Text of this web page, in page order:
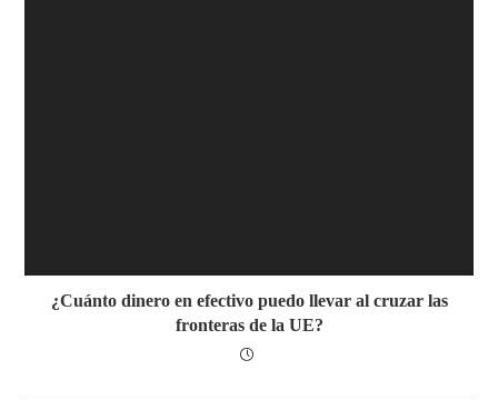
¿Cuánto dinero en efectivo puedo llevar al cruzar las
fronteras de la UE?